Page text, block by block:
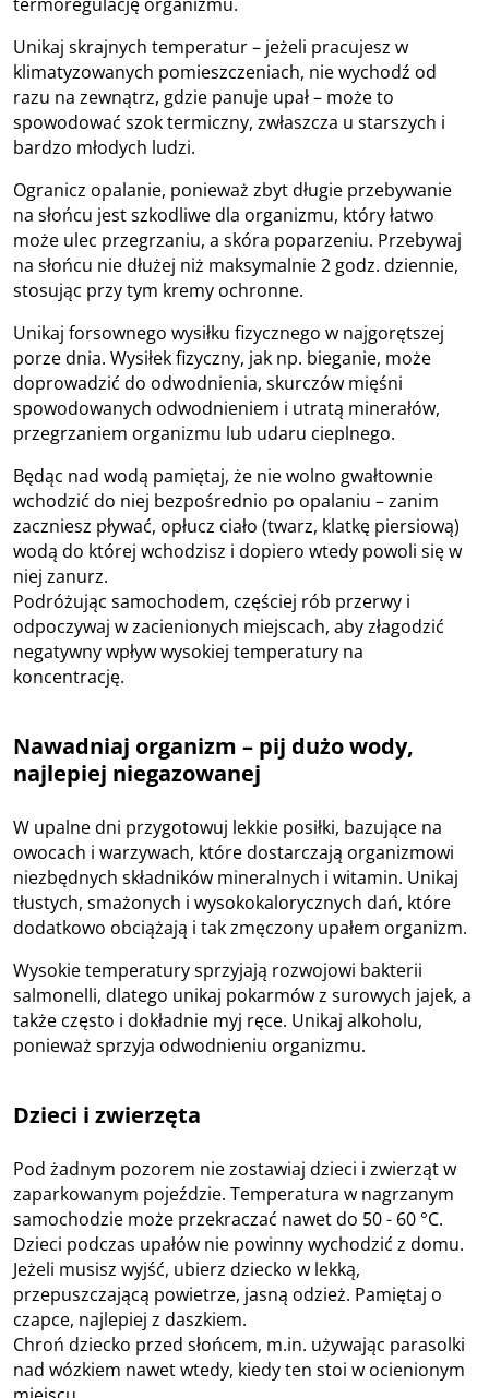
Unikaj skrajnych temperatur – jeżeli pracujesz w
klimatyzowanych pomieszczeniach, nie wychodź od
razu na zewnątrz, gdzie panuje upał – może to
spowodować szok termiczny, zwłaszcza u starszych i
bardzo młodych ludzi.
Ogranicz opalanie, ponieważ zbyt długie przebywanie
na słońcu jest szkodliwe dla organizmu, który łatwo
może ulec przegrzaniu, a skóra poparzeniu. Przebywaj
na słońcu nie dłużej niż maksymalnie 2 godz. dziennie,
stosując przy tym kremy ochronne.
Unikaj forsownego wysiłku fizycznego w najgorętszej
porze dnia. Wysiłek fizyczny, jak np. bieganie, może
doprowadzić do odwodnienia, skurczów mięśni
spowodowanych odwodnieniem i utratą minerałów,
przegrzaniem organizmu lub udaru cieplnego.
Będąc nad wodą pamiętaj, że nie wolno gwałtownie
wchodzić do niej bezpośrednio po opalaniu – zanim
zaczniesz pływać, opłucz ciało (twarz, klatkę piersiową)
wodą do której wchodzisz i dopiero wtedy powoli się w
niej zanurz.
Podróżując samochodem, częściej rób przerwy i
odpoczywaj w zacienionych miejscach, aby złagodzić
negatywny wpływ wysokiej temperatury na
koncentrację.
Nawadniaj organizm – pij dużo wody,
najlepiej niegazowanej
W upalne dni przygotowuj lekkie posiłki, bazujące na
owocach i warzywach, które dostarczają organizmowi
niezbędnych składników mineralnych i witamin. Unikaj
tłustych, smażonych i wysokokalorycznych dań, które
dodatkowo obciążają i tak zmęczony upałem organizm.
Wysokie temperatury sprzyjają rozwojowi bakterii
salmonelli, dlatego unikaj pokarmów z surowych jajek, a
także często i dokładnie myj ręce. Unikaj alkoholu,
ponieważ sprzyja odwodnieniu organizmu.
Dzieci i zwierzęta
Pod żadnym pozorem nie zostawiaj dzieci i zwierząt w
zaparkowanym pojeździe. Temperatura w nagrzanym
samochodzie może przekraczać nawet do 50 - 60 °C.
Dzieci podczas upałów nie powinny wychodzić z domu.
Jeżeli musisz wyjść, ubierz dziecko w lekką,
przepuszczającą powietrze, jasną odzież. Pamiętaj o
czapce, najlepiej z daszkiem.
Chroń dziecko przed słońcem, m.in. używając parasolki
nad wózkiem nawet wtedy, kiedy ten stoi w ocienionym